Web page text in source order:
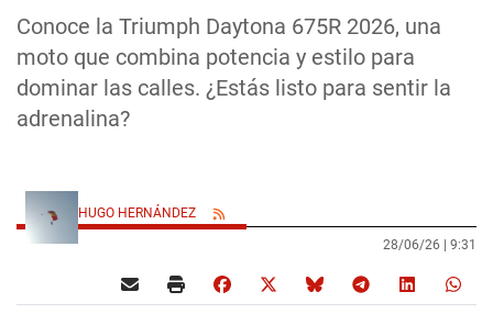
Conoce la Triumph Daytona 675R 2026, una
moto que combina potencia y estilo para
dominar las calles. ¿Estás listo para sentir la
adrenalina?
HUGO HERNÁNDEZ
28/06/26 | 9:31